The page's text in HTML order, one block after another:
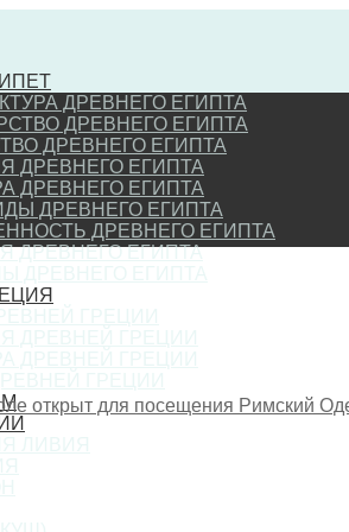
ДРЕВНЕГО ЕГИПТА
ДРЕВНЕГО ЕГИПТА
ДРЕВНЕГО ЕГИПТА
ДРЕВНЕГО ЕГИПТА
ДРЕВНЕГО ЕГИПТА
ДРЕВНЕГО ЕГИПТА
ДРЕВНЕГО ЕГИПТА
ДРЕВНЕГО ЕГИПТА
ДРЕВНЕГО ЕГИПТА
ГРЕЦИИ
ДРЕВНЕЙ ГРЕЦИИ
ДРЕВНЕЙ ГРЕЦИИ
ЛИВИЯ
открыт для посещения Римский